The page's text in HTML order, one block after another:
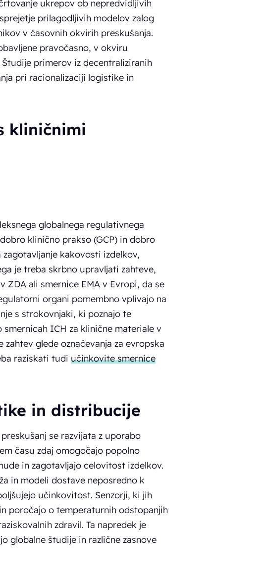
ukrepov ob nepredvidljivih
prilagodljivih modelov zalog
v časovnih okvirih preskušanja.
pravočasno, v okviru
primerov iz decentraliziranih
pri racionalizaciji logistike in
kliničnimi
globalnega regulativnega
klinično prakso (GCP) in dobro
kakovosti izdelkov,
je treba skrbno upravljati zahteve,
ZDA ali smernice EMA v Evropi, da se
organi pomembno vplivajo na
s strokovnjaki, ki poznajo te
ICH za klinične materiale v
glede označevanja za evropska
raziskati tudi učinkovite smernice
in distribucije
se razvijata z uporabo
času zdaj omogočajo popolno
in zagotavljajo celovitost izdelkov.
in modeli dostave neposredno k
učinkovitost. Senzorji, ki jih
poročajo o temperaturnih odstopanjih
zdravil. Ta napredek je
globalne študije in različne zasnove